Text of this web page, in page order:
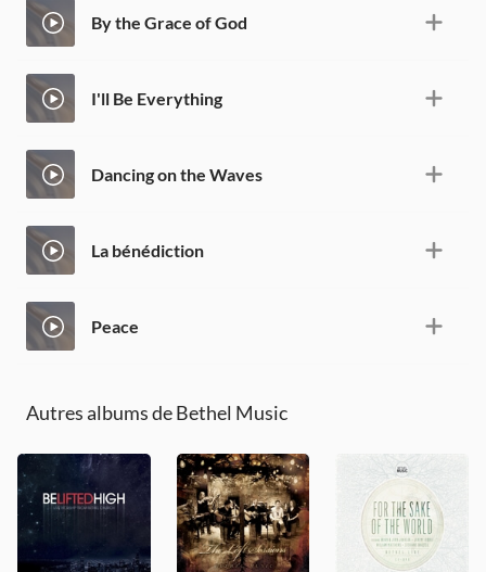
By the Grace of God
I'll Be Everything
Dancing on the Waves
La bénédiction
Peace
Autres albums de Bethel Music